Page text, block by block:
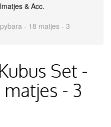
& Acc.
- 18 matjes - 3
Set -
matjes - 3